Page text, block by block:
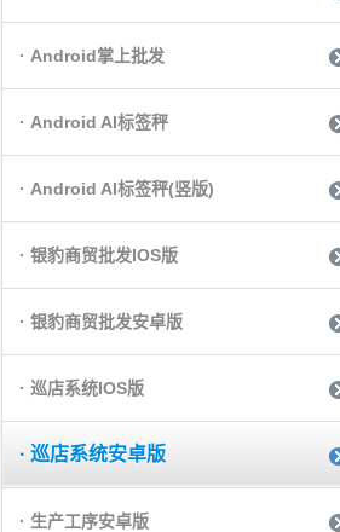
· Android掌上批发
· Android AI标签秤
· Android AI标签秤(竖版)
· 银豹商贸批发IOS版
· 银豹商贸批发安卓版
· 巡店系统IOS版
· 巡店系统安卓版
· 生产工序安卓版